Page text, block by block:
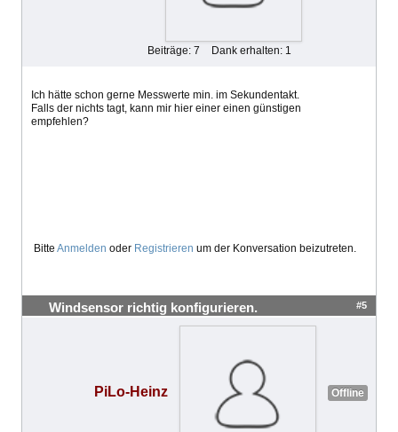
Beiträge: 7 Dank erhalten: 1
Ich hätte schon gerne Messwerte min. im Sekundentakt.
Falls der nichts tagt, kann mir hier einer einen günstigen
empfehlen?
Bitte Anmelden oder Registrieren um der Konversation beizutreten.
Windsensor richtig konfigurieren. #5
PiLo-Heinz Offline